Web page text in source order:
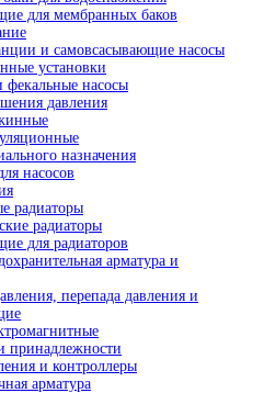
для мембранных баков
и самовсасывающие насосы
установки
насосы
давления
назначения
насосов
радиаторы
радиаторы
для радиаторов
арматура и
перепада давления и
принадлежности
и контроллеры
арматура